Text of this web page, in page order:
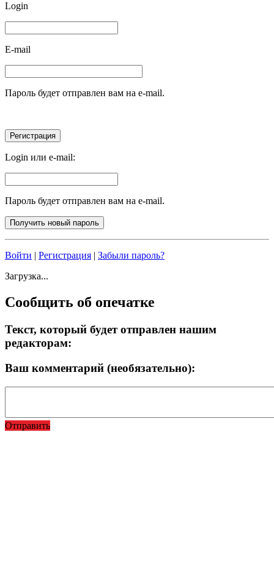
Login
E-mail
Пароль будет отправлен вам на e-mail.
Login или e-mail:
Пароль будет отправлен вам на e-mail.
Войти | Регистрация | Забыли пароль?
Загрузка...
Сообщить об опечатке
Текст, который будет отправлен нашим
редакторам:
Ваш комментарий (необязательно):
Отправить